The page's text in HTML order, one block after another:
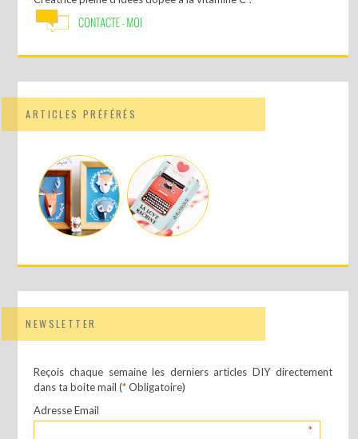
ARTICLES PRÉFÉRÉS
NEWSLETTER
Reçois chaque semaine les derniers articles DIY directement
dans ta boite mail (*Obligatoire)
Adresse Email
*